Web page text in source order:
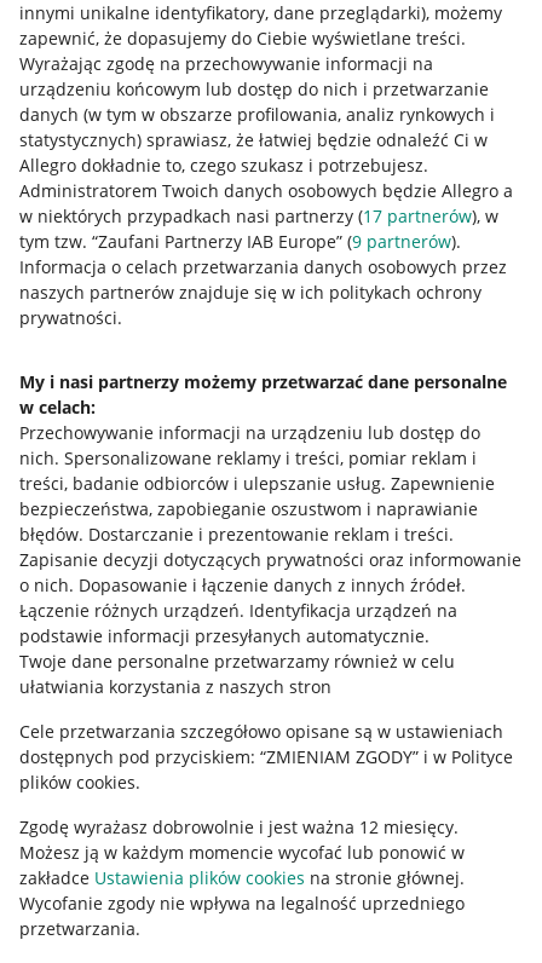
innymi unikalne identyfikatory, dane przeglądarki), możemy
zapewnić, że dopasujemy do Ciebie wyświetlane treści.
Wyrażając zgodę na przechowywanie informacji na
urządzeniu końcowym lub dostęp do nich i przetwarzanie
danych (w tym w obszarze profilowania, analiz rynkowych i
statystycznych) sprawiasz, że łatwiej będzie odnaleźć Ci w
Allegro dokładnie to, czego szukasz i potrzebujesz.
Administratorem Twoich danych osobowych będzie Allegro a
w niektórych przypadkach nasi partnerzy (17 partnerów), w
tym tzw. “Zaufani Partnerzy IAB Europe” (9 partnerów).
Informacja o celach przetwarzania danych osobowych przez
naszych partnerów znajduje się w ich politykach ochrony
prywatności.
My i nasi partnerzy możemy przetwarzać dane personalne
w celach:
Przechowywanie informacji na urządzeniu lub dostęp do
nich. Spersonalizowane reklamy i treści, pomiar reklam i
treści, badanie odbiorców i ulepszanie usług. Zapewnienie
bezpieczeństwa, zapobieganie oszustwom i naprawianie
błędów. Dostarczanie i prezentowanie reklam i treści.
Zapisanie decyzji dotyczących prywatności oraz informowanie
o nich. Dopasowanie i łączenie danych z innych źródeł.
Łączenie różnych urządzeń. Identyfikacja urządzeń na
podstawie informacji przesyłanych automatycznie.
Twoje dane personalne przetwarzamy również w celu
ułatwiania korzystania z naszych stron
Cele przetwarzania szczegółowo opisane są w ustawieniach
dostępnych pod przyciskiem: “ZMIENIAM ZGODY” i w Polityce
plików cookies.
Zgodę wyrażasz dobrowolnie i jest ważna 12 miesięcy.
Możesz ją w każdym momencie wycofać lub ponowić w
zakładce Ustawienia plików cookies na stronie głównej.
Wycofanie zgody nie wpływa na legalność uprzedniego
przetwarzania.
Przydatne informacje
Jak to działa
Allegro Gadane dla sprzedających
Allegro Gadane dla kupujących
Mapa miejscowości
Informacje prawne
Regulamin
Polityka plików "cookies"
Ustawienia plików "cookies"
Udostępnianie lokalizacji
Informacje dla Aktu o Usługach Cyfrowych
Pobierz aplikację